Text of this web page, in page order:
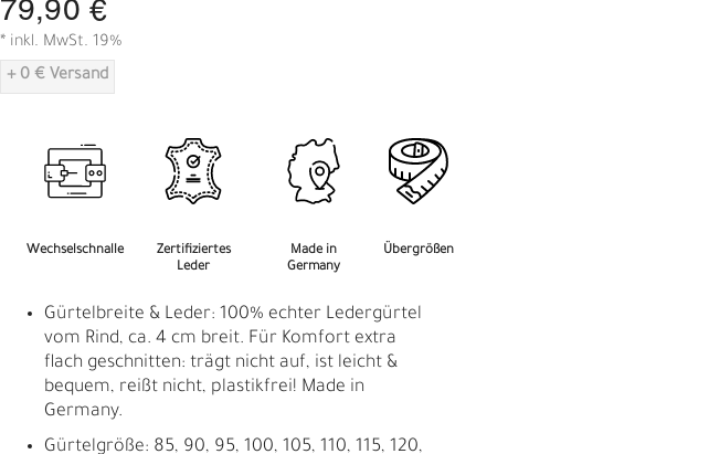
79,90 €
* inkl. MwSt. 19%
+ 0 € Versand
Wechselschnalle
Zertifiziertes
Leder
Made in
Germany
Übergrößen
Gürtelbreite & Leder: 100% echter Ledergürtel
vom Rind, ca. 4 cm breit. Für Komfort extra
flach geschnitten: trägt nicht auf, ist leicht &
bequem, reißt nicht, plastikfrei! Made in
Germany.
Gürtelgröße: 85, 90, 95, 100, 105, 110, 115, 120,